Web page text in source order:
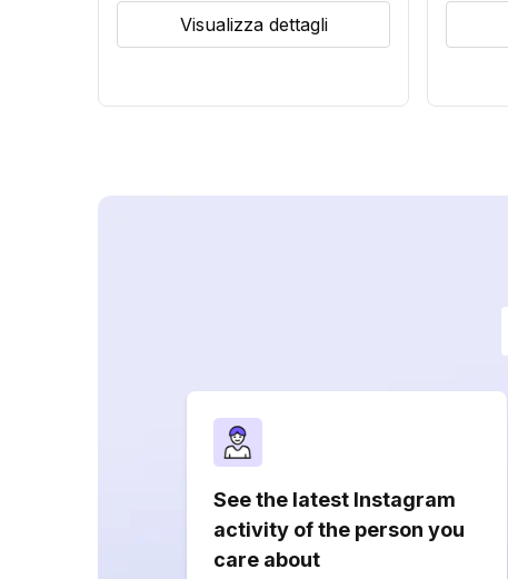
Visualizza dettagli
See the latest Instagram
activity of the person you
care about